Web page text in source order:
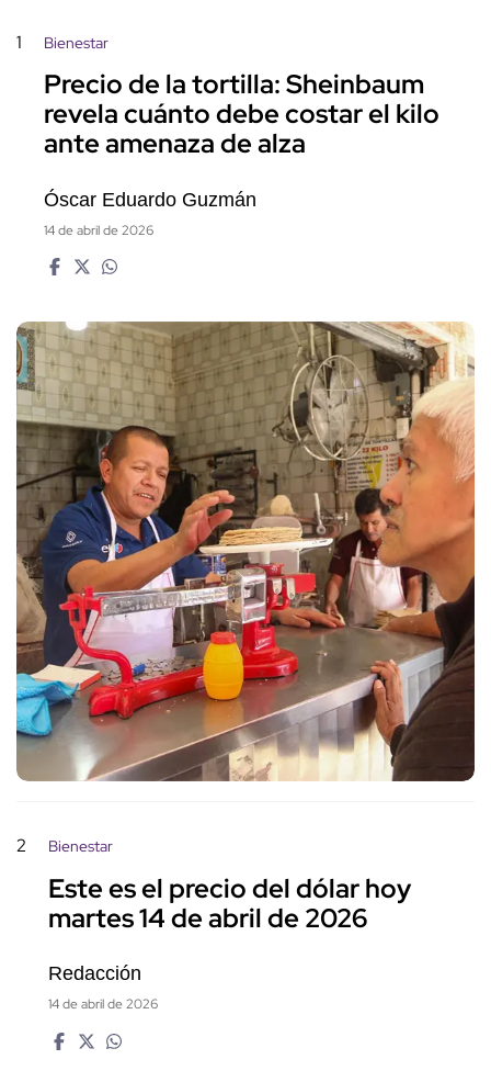
1 Bienestar
Precio de la tortilla: Sheinbaum
revela cuánto debe costar el kilo
ante amenaza de alza
Óscar Eduardo Guzmán
14 de abril de 2026
2 Bienestar
Este es el precio del dólar hoy
martes 14 de abril de 2026
Redacción
14 de abril de 2026